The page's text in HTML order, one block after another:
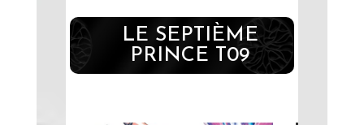
LE SEPTIÈME
PRINCE T09